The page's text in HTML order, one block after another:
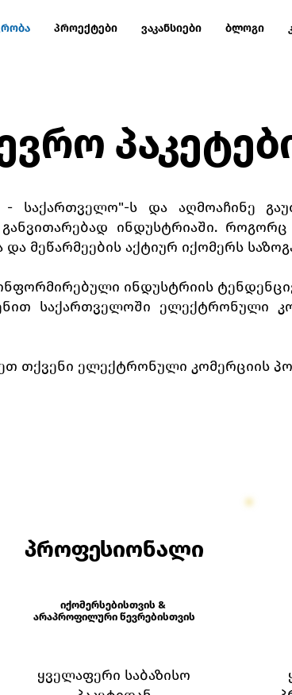
პროექტები ვაკანსიები ბლოგი
საქართველო"-ს და აღმოაჩინე
ინდუსტრიაში. როგორც
მეწარმეების აქტიურ იქომერს
ინდუსტრიის
საქართველოში ელექტრონული
თქვენი ელექტრონული კომერციის
პროფესიონალი
იქომერსებისთვის &
არაპროფილური წევრებისთვის
ყველაფერი საბაზისო